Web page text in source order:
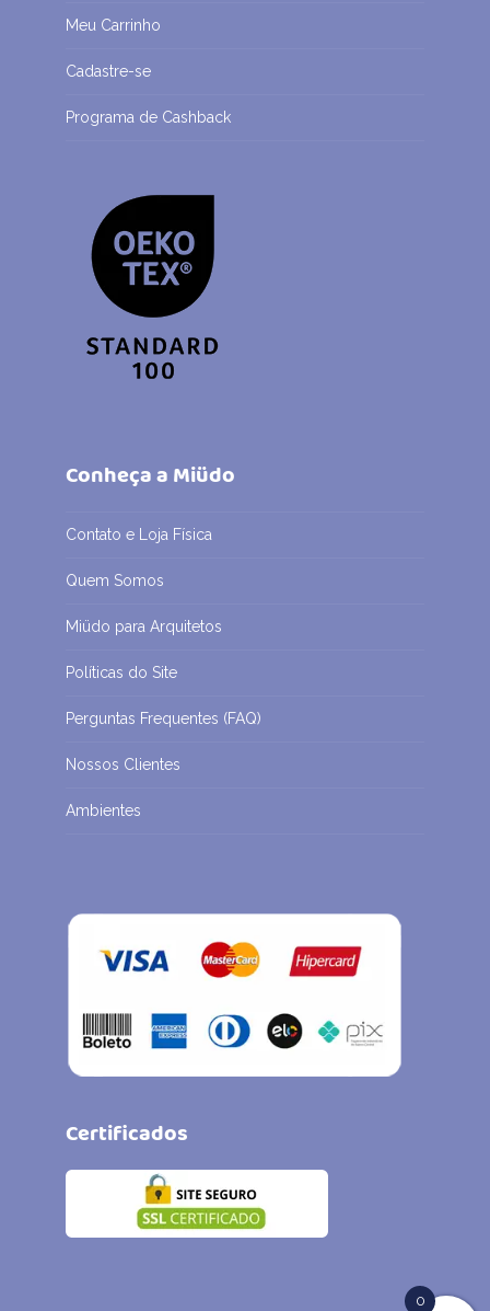
Meu Carrinho
Cadastre-se
Programa de Cashback
Conheça a Miüdo
Contato e Loja Física
Quem Somos
Miüdo para Arquitetos
Políticas do Site
Perguntas Frequentes (FAQ)
Nossos Clientes
Ambientes
Certificados
0